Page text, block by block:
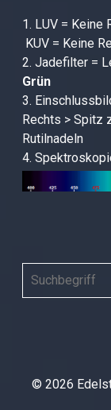
1. LUV = Keine
KUV = Keine
2. Jadefilter =
Grün
3.
Rechts > Spitz
Rutilnadeln
4.
© 2026